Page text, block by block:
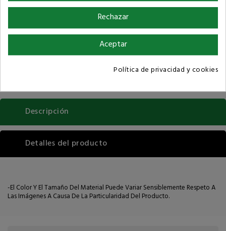
Política de privacidad
Términos y condiciones de compra
Descripción
Detalles del producto
-El Color Y El Tamaño Del Material Puede Variar Sensiblemente Respeto A
Las Imágenes A Causa De La Particularidad Del Producto.
Rechazar
Aceptar
Política de privacidad y cookies